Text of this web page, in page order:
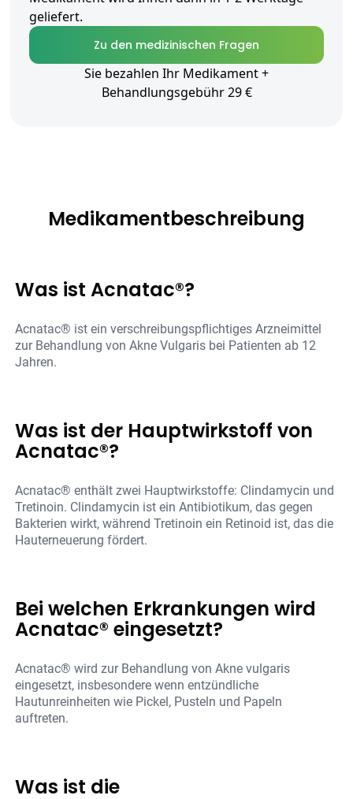
geliefert.
Zu den medizinischen Fragen
Sie bezahlen Ihr Medikament +
Behandlungsgebühr 29 €
Medikamentbeschreibung
Was ist Acnatac®?
Acnatac® ist ein verschreibungspflichtiges Arzneimittel
zur Behandlung von Akne Vulgaris bei Patienten ab 12
Jahren.
Was ist der Hauptwirkstoff von
Acnatac®?
Acnatac® enthält zwei Hauptwirkstoffe: Clindamycin und
Tretinoin. Clindamycin ist ein Antibiotikum, das gegen
Bakterien wirkt, während Tretinoin ein Retinoid ist, das die
Hauterneuerung fördert.
Bei welchen Erkrankungen wird
Acnatac® eingesetzt?
Acnatac® wird zur Behandlung von Akne vulgaris
eingesetzt, insbesondere wenn entzündliche
Hautunreinheiten wie Pickel, Pusteln und Papeln
auftreten.
Was ist die